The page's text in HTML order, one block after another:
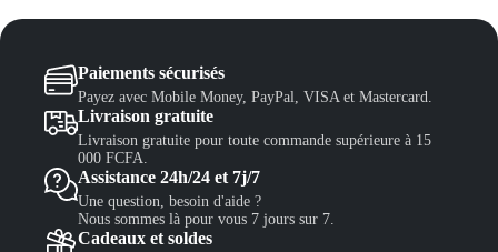
Paiements sécurisés
Payez avec Mobile Money, PayPal, VISA et Mastercard.
Livraison gratuite
Livraison gratuite pour toute commande supérieure à 15
000 FCFA.
Assistance 24h/24 et 7j/7
Une question, besoin d'aide ?
Nous sommes là pour vous 7 jours sur 7.
Cadeaux et soldes